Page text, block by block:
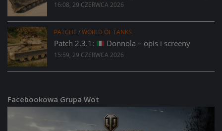
16:08, 29 CZERWCA 2026
PATCHE /WORLD OF TANKS
Patch 2.3.1: Donnola – opis i screeny
15:59, 29 CZERWCA 2026
Facebookowa Grupa Wot